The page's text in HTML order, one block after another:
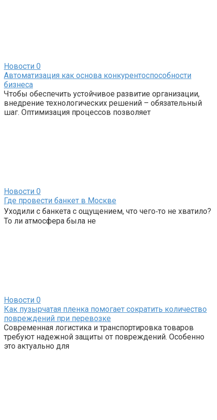
Новости 0
Автоматизация как основа конкурентоспособности
бизнеса
Чтобы обеспечить устойчивое развитие организации,
внедрение технологических решений – обязательный
шаг. Оптимизация процессов позволяет
Новости 0
Где провести банкет в Москве
Уходили с банкета с ощущением, что чего‑то не хватило?
То ли атмосфера была не
Новости 0
Как пузырчатая пленка помогает сократить количество
повреждений при перевозке
Современная логистика и транспортировка товаров
требуют надежной защиты от повреждений. Особенно
это актуально для